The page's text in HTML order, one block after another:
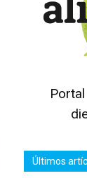
Últimos